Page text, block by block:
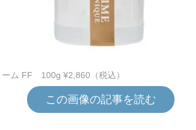
ム FF 100g ¥2,860（税込）
この画像の記事を読む